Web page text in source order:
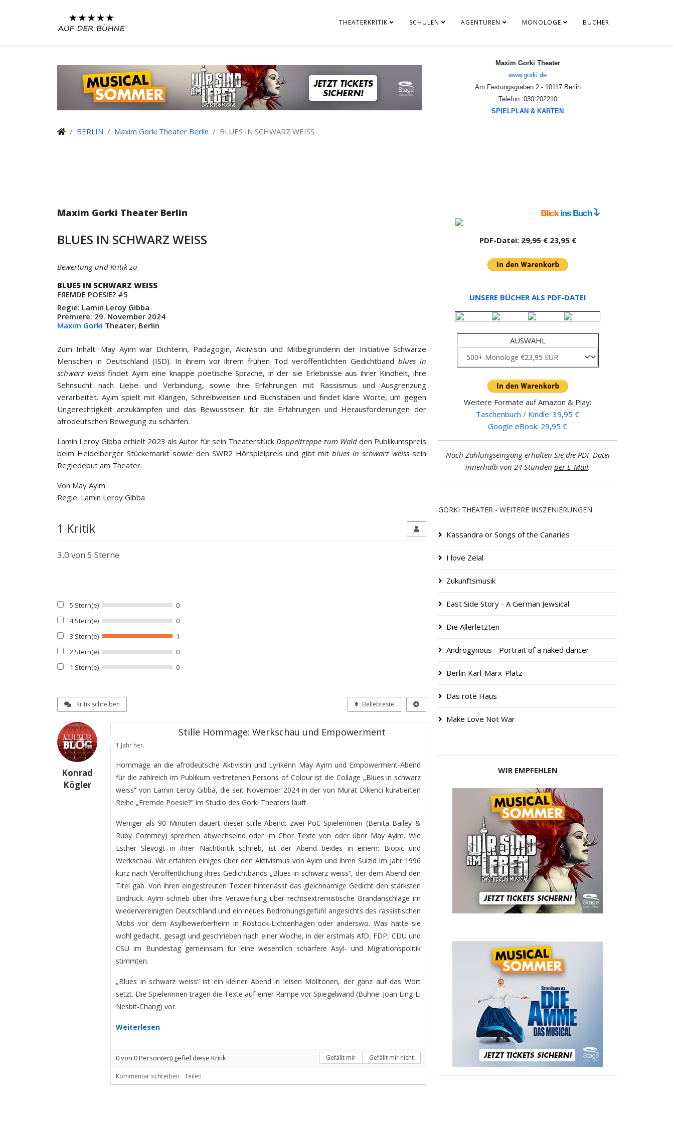
THEATERKRITIK SCHULEN AGENTUREN MONOLOGE BÜCHER
Maxim Gorki Theater
www.gorki.de
Am Festungsgraben 2 - 10117 Berlin
Telefon: 030 202210
SPIELPLAN & KARTEN
BERLIN Maxim Gorki Theater Berlin BLUES IN SCHWARZ WEISS
Maxim Gorki Theater Berlin
BLUES IN SCHWARZ WEISS
Bewertung und Kritik zu
BLUES IN SCHWARZ WEISS
FЯEMDE POESIE? #5
Regie: Lamin Leroy Gibba
Premiere: 29. November 2024
Maxim Gorki Theater, Berlin
Zum Inhalt: May Ayim war Dichterin, Pädagogin, Aktivistin und Mitbegründerin der Initiative Schwarze
Menschen in Deutschland (ISD). In ihrem vor ihrem frühen Tod veröffentlichten Gedichtbandblues in
schwarz weissfindet Ayim eine knappe poetische Sprache, in der sie Erlebnisse aus ihrer Kindheit, ihre
Sehnsucht nach Liebe und Verbindung, sowie ihre Erfahrungen mit Rassismus und Ausgrenzung
verarbeitet. Ayim spielt mit Klängen, Schreibweisen und Buchstaben und findet klare Worte, um gegen
Ungerechtigkeit anzukämpfen und das Bewusstsein für die Erfahrungen und Herausforderungen der
afrodeutschen Bewegung zu schärfen.
Lamin Leroy Gibba erhielt 2023 als Autor für sein Theaterstück Doppeltreppe zum Waldden Publikumspreis
beim Heidelberger Stückemarkt sowie den SWR2 Hörspielpreis und gibt mit blues in schwarz weiss sein
Regiedebut am Theater.
Von May Ayim
Regie: Lamin Leroy Gibba
1 Kritik
3.0 von 5 Sterne
5 Stern(e)
0
4 Stern(e)
0
3 Stern(e)
1
2 Stern(e)
0
1 Stern(e)
0
Kritik schreiben Beliebteste
Konrad
Kögler
Stille Hommage: Werkschau und Empowerment
1 Jahr her.
Hommage an die afrodeutsche Aktivistin und Lyrikerin May Ayim und Empowerment-Abend
für die zahlreich im Publikum vertretenen Persons of Colour ist die Collage „Blues in schwarz
weiss“ von Lamin Leroy Gibba, die seit November 2024 in der von Murat Dikenci kuratierten
Reihe „Fremde Poesie?“ im Studio des Gorki Theaters läuft.
Weniger als 90 Minuten dauert dieser stille Abend: zwei PoC-Spielerinnen (Benita Bailey &
Ruby Commey) sprechen abwechselnd oder im Chor Texte von oder über May Ayim. Wie
Esther Slevogt in ihrer Nachtkritik schrieb, ist der Abend beides in einem: Biopic und
Werkschau. Wir erfahren einiges über den Aktivismus von Ayim und ihren Suizid im Jahr 1996
kurz nach Veröffentlichung ihres Gedichtbands „Blues in schwarz weiss“, der dem Abend den
Titel gab. Von ihren eingestreuten Texten hinterlässt das gleichnamige Gedicht den stärksten
Eindruck. Ayim schrieb über ihre Verzweiflung über rechtsextremistische Brandanschläge im
wiedervereinigten Deutschland und ein neues Bedrohungsgefühl angesichts des rassistischen
Mobs vor dem Asylbewerberheim in Rostock-Lichtenhagen oder anderswo. Was hätte sie
wohl gedacht, gesagt und geschrieben nach einer Woche, in der erstmals AfD, FDP, CDU und
CSU im Bundestag gemeinsam für eine wesentlich schärfere Asyl- und Migrationspolitik
stimmten.
„Blues in schwarz weiss“ ist ein kleiner Abend in leisen Molltönen, der ganz auf das Wort
setzt. Die Spielerinnen tragen die Texte auf einer Rampe vor Spiegelwand (Bühne: Joan Ling-Li
Nesbit-Chang) vor.
Weiterlesen
0von 0Person(en) gefiel diese Kritik Gefällt mir Gefällt mir nicht
Kommentar schreiben Teilen
PDF-Datei:29,95 €23,95 €
UNSERE BÜCHER ALS PDF-DATEI
AUSWAHL
Weitere Formate auf Amazon & Play:
Taschenbuch / Kindle: 39,95 €
Google eBook: 29,95 €
Nach Zahlungseingang erhalten Sie die PDF-Datei
innerhalb von 24 Stunden per E-Mail.
GORKI THEATER - WEITERE INSZENIERUNGEN
Kassandra or Songs of the Canaries
I love Zelal
Zukunftsmusik
East Side Story - A German Jewsical
Die Allerletzten
Androgynous - Portrait of a naked dancer
Berlin Karl-Marx-Platz
Das rote Haus
Make Love Not War
WIR EMPFEHLEN